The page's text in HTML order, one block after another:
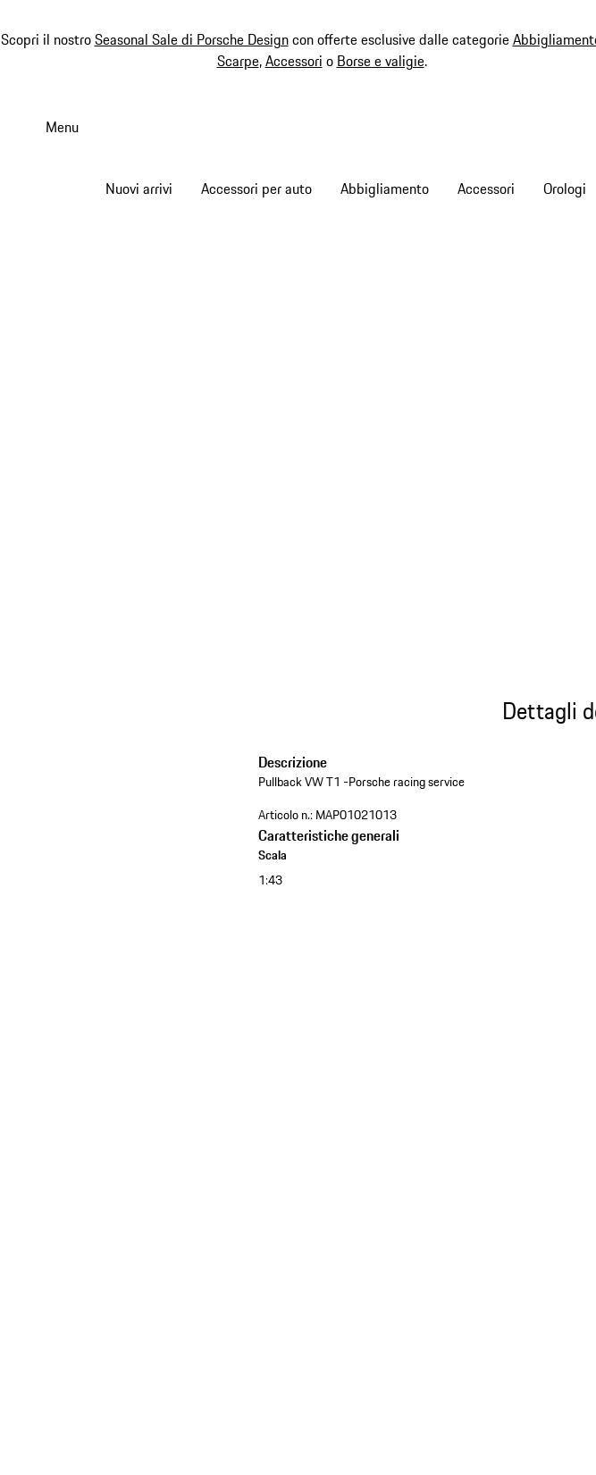
Scopri il nostroSeasonal Sale di Porsche Designcon offerte esclusive dalle categorie
Scarpe,Accessori o Borse e valigie.
Menu
Nuovi arrivi Accessori per auto Abbigliamento Accessori Orologi
Dettagli
Descrizione
Pullback VW T1 -Porsche racing service
Articolo n.:MAP01021013
Caratteristiche generali
Scala
1:43